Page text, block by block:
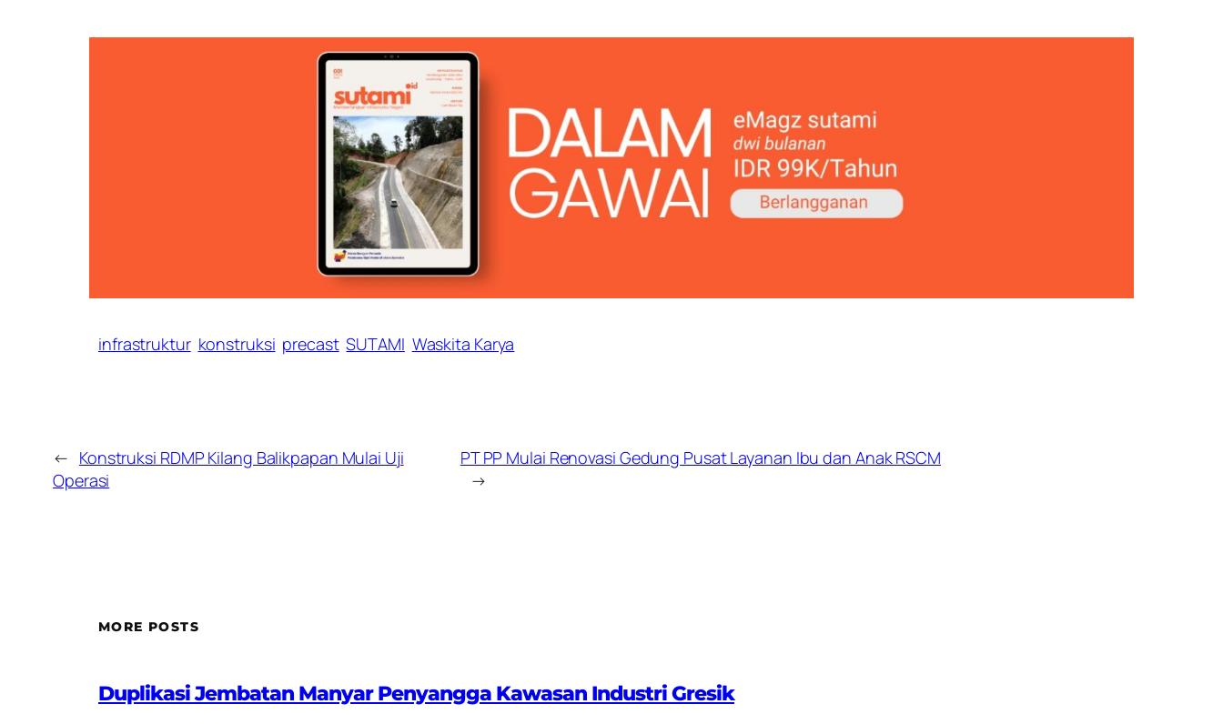
infrastruktur konstruksi precast SUTAMI Waskita Karya
← Konstruksi RDMP Kilang Balikpapan Mulai Uji
Operasi
PT PP Mulai Renovasi Gedung Pusat Layanan Ibu dan Anak RSCM
→
MORE POSTS
Duplikasi Jembatan Manyar Penyangga Kawasan Industri Gresik